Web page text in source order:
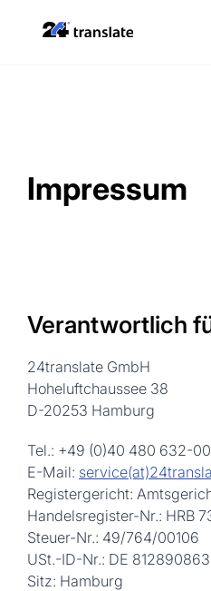
Impressum
Verantwortlich
24translate GmbH
Hoheluftchaussee 38
D-20253 Hamburg
Tel.: +49 (0)40 480 632-00
E-Mail:
Registergericht:
Handelsregister-Nr.: HRB
Steuer-Nr.: 49/764/00106
USt.-ID-Nr.: DE 812890863
Sitz: Hamburg